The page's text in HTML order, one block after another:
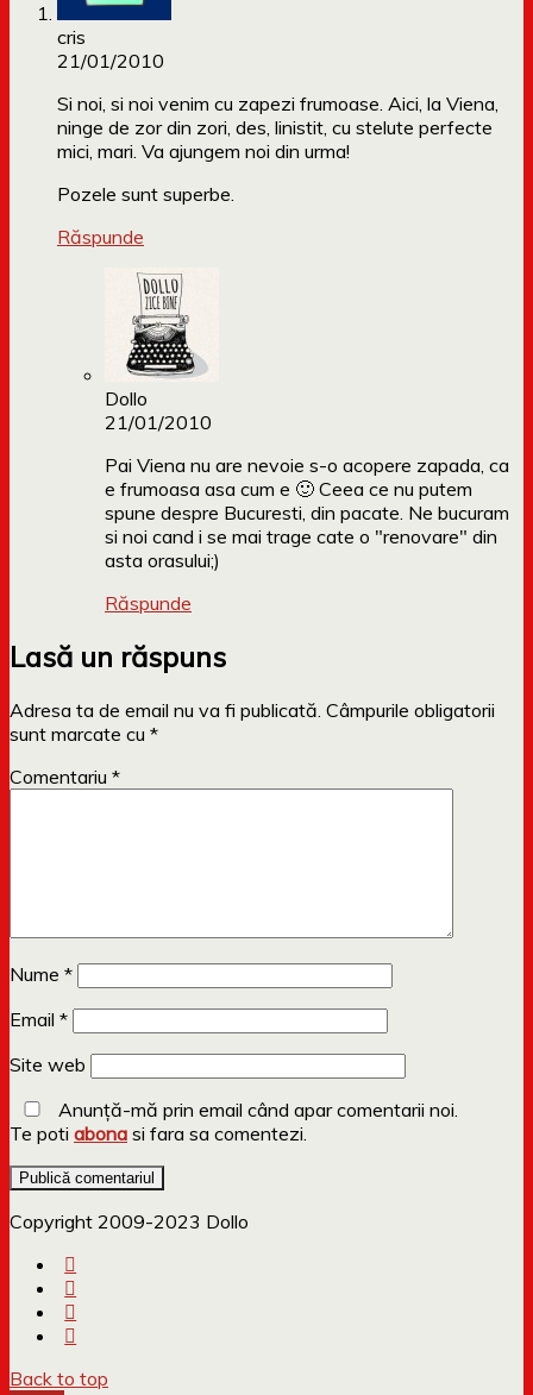
cris
21/01/2010
Si noi, si noi venim cu zapezi frumoase. Aici, la Viena,
ninge de zor din zori, des, linistit, cu stelute perfecte
mici, mari. Va ajungem noi din urma!
Pozele sunt superbe.
Răspunde
Dollo
21/01/2010
Pai Viena nu are nevoie s-o acopere zapada, ca
e frumoasa asa cum e 🙂 Ceea ce nu putem
spune despre Bucuresti, din pacate. Ne bucuram
si noi cand i se mai trage cate o "renovare" din
asta orasului;)
Răspunde
Lasă un răspuns
Adresa ta de email nu va fi publicată. Câmpurile obligatorii
sunt marcate cu *
Comentariu *
Nume *
Email *
Site web
Anunță-mă prin email când apar comentarii noi.
Te poti abona si fara sa comentezi.
Copyright 2009-2023 Dollo
Back to top